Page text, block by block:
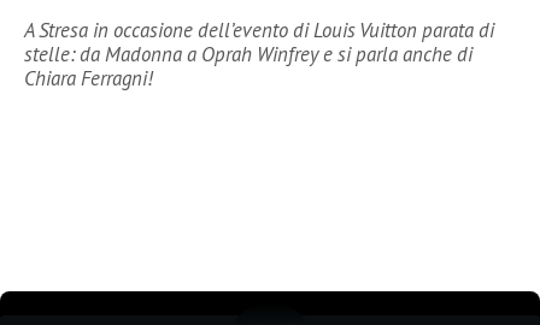
A Stresa in occasione dell’evento di Louis Vuitton parata di
stelle: da Madonna a Oprah Winfrey e si parla anche di
Chiara Ferragni!